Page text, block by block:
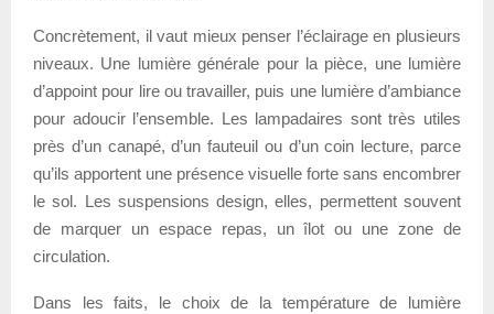
Concrètement, il vaut mieux penser l’éclairage en plusieurs
niveaux. Une lumière générale pour la pièce, une lumière
d’appoint pour lire ou travailler, puis une lumière d’ambiance
pour adoucir l’ensemble. Les lampadaires sont très utiles
près d’un canapé, d’un fauteuil ou d’un coin lecture, parce
qu’ils apportent une présence visuelle forte sans encombrer
le sol. Les suspensions design, elles, permettent souvent
de marquer un espace repas, un îlot ou une zone de
circulation.
Dans les faits, le choix de la température de lumière